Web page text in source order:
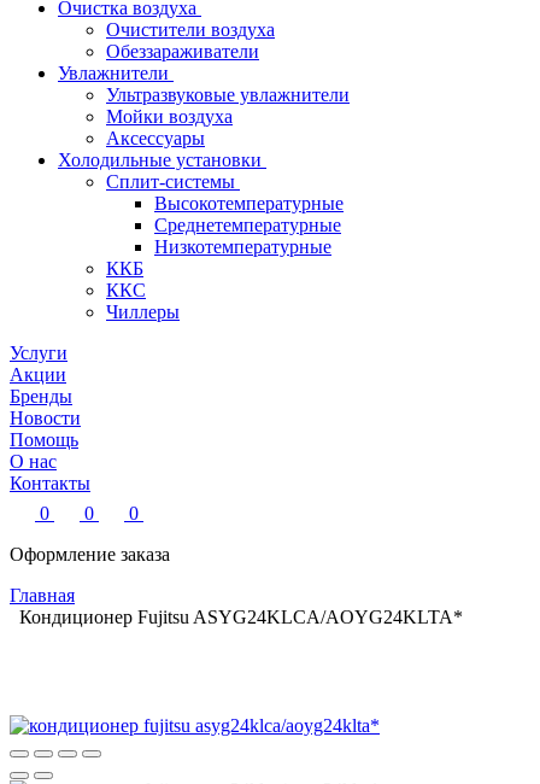
Очистка воздуха
Очистители воздуха
Обеззараживатели
Увлажнители
Ультразвуковые увлажнители
Мойки воздуха
Аксессуары
Холодильные установки
Сплит-системы
Высокотемпературные
Среднетемпературные
Низкотемпературные
ККБ
ККС
Чиллеры
Услуги
Акции
Бренды
Новости
Помощь
О нас
Контакты
0
0
0
Оформление заказа
Главная
Кондиционер Fujitsu ASYG24KLCA/AOYG24KLTA*